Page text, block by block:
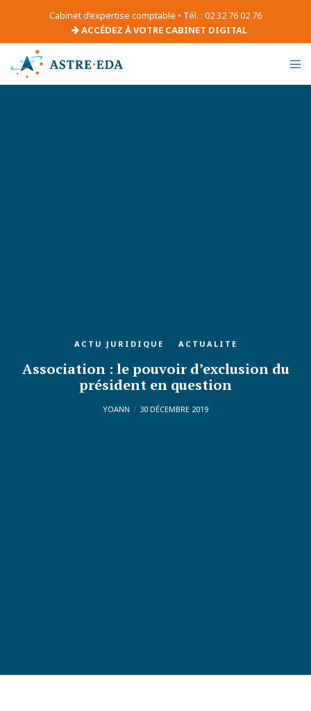
Cabinet d’expertise comptable • Tél. : 02 32 76 02 76
ACCÉDEZ À VOTRE CABINET DIGITAL
ACTU JURIDIQUE ACTUALITE
Association : le pouvoir d’exclusion du
président en question
YOANN 30 DÉCEMBRE 2019